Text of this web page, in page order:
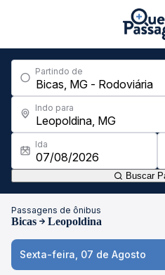
Partindo de
Indo para
Ida
Buscar
Passagens de ônibus
Bicas Leopoldina
Sexta-feira, 07 de Agosto